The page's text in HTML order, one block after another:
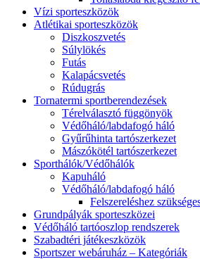
Vízi sporteszközök
Atlétikai sporteszközök
Diszkoszvetés
Súlylökés
Futás
Kalapácsvetés
Rúdugrás
Tornatermi sportberendezések
Térelválasztó függönyök
Védőháló/labdafogó háló
Gyűrűhinta tartószerkezet
Mászókötél tartószerkezet
Sporthálók/Védőhálók
Kapuháló
Védőháló/labdafogó háló
Felszereléshez
Grundpályák sporteszközei
Védőháló tartóoszlop rendszerek
Szabadtéri játékeszközök
Sportszer webáruház – Kategóriák